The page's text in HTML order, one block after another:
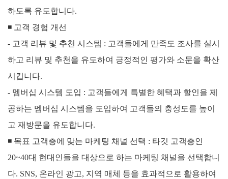
하도록 유도합니다.
◾ 고객 경험 개선
- 고객 리뷰 및 추천 시스템 : 고객들에게 만족도 조사를 실시
하고 리뷰 및 추천을 유도하여 긍정적인 평가와 소문을 확산
시킵니다.
- 멤버십 시스템 도입 : 고객들에게 특별한 혜택과 할인을 제
공하는 멤버십 시스템을 도입하여 고객들의 충성도를 높이
고 재방문을 유도합니다.
◾ 목표 고객층에 맞는 마케팅 채널 선택 : 타깃 고객층인
20~40대 현대인들을 대상으로 하는 마케팅 채널을 선택합니
다. SNS, 온라인 광고, 지역 매체 등을 효과적으로 활용하여